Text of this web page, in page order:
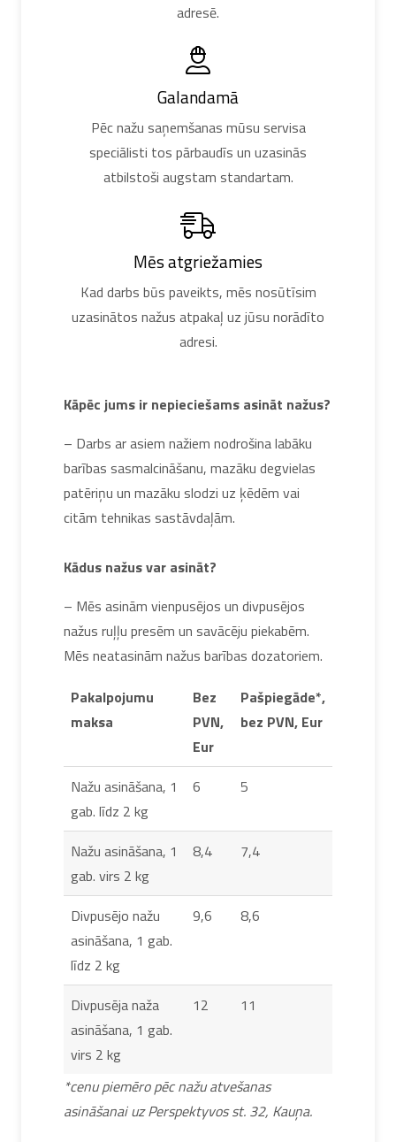
adresē.
Galandamā
Pēc nažu saņemšanas mūsu servisa
speciālisti tos pārbaudīs un uzasinās
atbilstoši augstam standartam.
Mēs atgriežamies
Kad darbs būs paveikts, mēs nosūtīsim
uzasinātos nažus atpakaļ uz jūsu norādīto
adresi.
Kāpēc jums ir nepieciešams asināt nažus?
– Darbs ar asiem nažiem nodrošina labāku
barības sasmalcināšanu, mazāku degvielas
patēriņu un mazāku slodzi uz ķēdēm vai
citām tehnikas sastāvdaļām.
Kādus nažus var asināt?
– Mēs asinām vienpusējos un divpusējos
nažus ruļļu presēm un savācēju piekabēm.
Mēs neatasinām nažus barības dozatoriem.
Pakalpojumu
maksa
Bez
PVN,
Eur
Pašpiegāde*,
bez PVN, Eur
Nažu asināšana, 1
gab. līdz 2 kg
6 5
Nažu asināšana, 1
gab. virs 2 kg
8,4 7,4
Divpusējo nažu
asināšana, 1 gab.
līdz 2 kg
9,6 8,6
Divpusēja naža
asināšana, 1 gab.
virs 2 kg
12 11
*cenu piemēro pēc nažu atvešanas
asināšanai uz Perspektyvos st. 32, Kauņa.